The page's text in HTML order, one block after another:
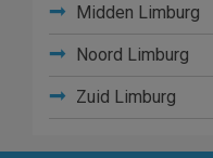
Midden Limburg
Noord Limburg
Zuid Limburg